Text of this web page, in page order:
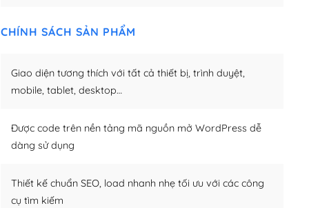
CHÍNH SÁCH SẢN PHẨM
Giao diện tương thích với tất cả thiết bị, trình duyệt,
mobile, tablet, desktop…
Được code trên nền tảng mã nguồn mở WordPress dễ
dàng sử dụng
Thiết kế chuẩn SEO, load nhanh nhẹ tối ưu với các công
cụ tìm kiếm